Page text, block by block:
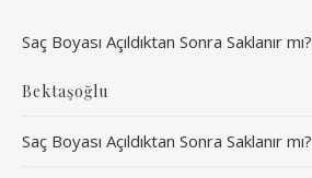
Saç Boyası Açıldıktan Sonra Saklanır mı?
Bektaşoğlu
Saç Boyası Açıldıktan Sonra Saklanır mı?